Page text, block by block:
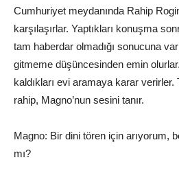
Cumhuriyet meydanında Rahip
karşılaşırlar. Yaptıkları konuşma
tam haberdar olmadığı sonucuna
gitmeme düşüncesinden emin
kaldıkları evi aramaya karar
rahip, Magno’nun sesini tanır.
Magno: Bir dini tören için arıyorum,
mı?